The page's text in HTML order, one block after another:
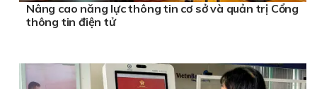
Nâng cao năng lực thông tin cơ sở và quản trị Cổng
thông tin điện tử